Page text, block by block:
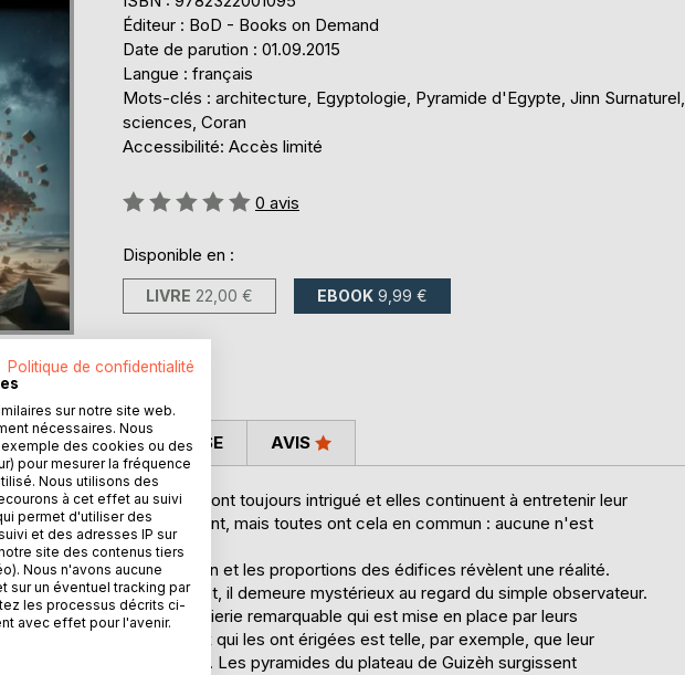
Éditeur : BoD - Books on Demand
Date de parution : 01.09.2015
Langue : français
Mots-clés : architecture, Egyptologie, Pyramide d'Egypte, Jinn Surnaturel,
sciences, Coran
Accessibilité: Accès limité
Évaluation:
0 avis
Disponible en :
LIVRE 22,00 € EBOOK 9,99 €
et de Mykérinos ont toujours intrigué et elles continuent à entretenir leur
spéculations qui s'opposent, mais toutes ont cela en commun : aucune n'est
choix du site, la disposition et les proportions des édifices révèlent une réalité.
et, indubitablement, il demeure mystérieux au regard du simple observateur.
démontre une ingénierie remarquable qui est mise en place par leurs
obtenue par ceux qui les ont érigées est telle, par exemple, que leur
cardinaux est parfaite. Les pyramides du plateau de Guizèh surgissent
CRITIQUES PRESSE AVIS
Politique de confidentialité
sur notre site web.
nécessaires. Nous
des cookies ou des
pour mesurer la fréquence
Nous utilisons des
à cet effet au suivi
permet d'utiliser des
et des adresses IP sur
site des contenus tiers
Nous n'avons aucune
sur un éventuel tracking par
les processus décrits ci-
avec effet pour l'avenir.